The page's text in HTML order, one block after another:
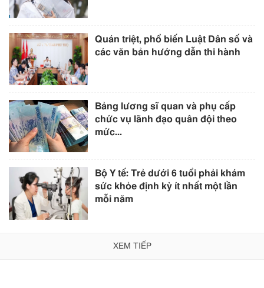
Quán triệt, phổ biến Luật Dân số và
các văn bản hướng dẫn thi hành
Bảng lương sĩ quan và phụ cấp
chức vụ lãnh đạo quân đội theo
mức...
Bộ Y tế: Trẻ dưới 6 tuổi phải khám
sức khỏe định kỳ ít nhất một lần
mỗi năm
XEM TIẾP